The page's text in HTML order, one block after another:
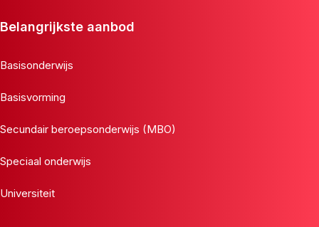
Belangrijkste aanbod
Basisonderwijs
Basisvorming
Secundair beroepsonderwijs (MBO)
Speciaal onderwijs
Universiteit